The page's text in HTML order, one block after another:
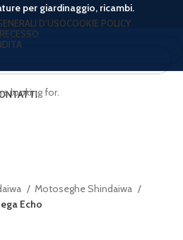
per giardinaggio, ricambi.
D’USOCOOKIE POLICY
Motoseghe Shindaiwa
Echo
looking for.